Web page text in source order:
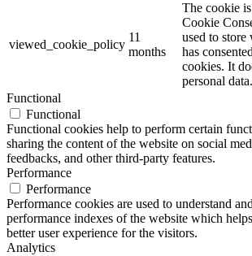
viewed_cookie_policy
11
months
The cookie
Cookie
used to store
has
cookies. It
personal data.
Functional
Functional
Functional cookies help to perform certain
sharing the content of the website on social
feedbacks, and other third-party features.
Performance
Performance
Performance cookies are used to understand
performance indexes of the website which
better user experience for the visitors.
Analytics